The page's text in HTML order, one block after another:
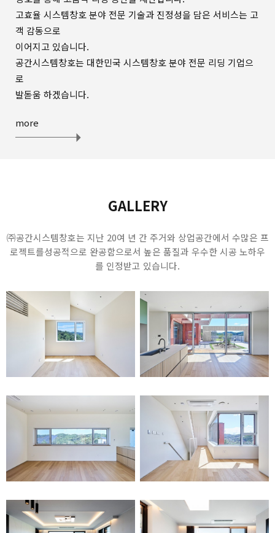
고효율 시스템창호 분야 전문 기술과 진정성을 담은 서비스는 고
객 감동으로
이어지고 있습니다.
공간시스템창호는 대한민국 시스템창호 분야 전문 리딩 기업으
로
발돋움 하겠습니다.
more
GALLERY
㈜공간시스템창호는 지난 20여 년 간 주거와 상업공간에서 수많은 프
로젝트를성공적으로 완공함으로서 높은 품질과 우수한 시공 노하우
를 인정받고 있습니다.